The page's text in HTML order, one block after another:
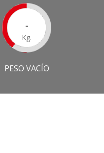
-
Kg.
PESO VACÍO